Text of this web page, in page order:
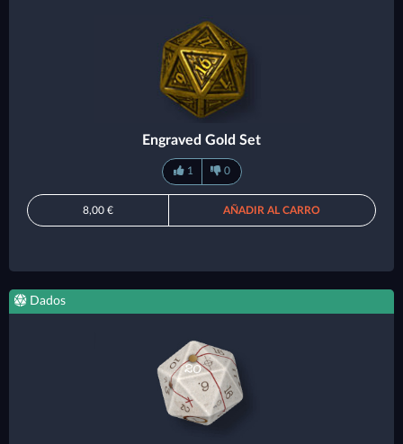
Engraved Gold Set
1 0
8,00 € AÑADIR AL CARRO
Dados